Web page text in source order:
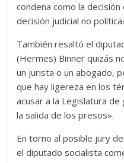
condena como la
decisión judicial no
También resaltó el
(Hermes) Binner quizás
un jurista o un abogado,
que hay ligereza en los
acusar a la Legislatura
la salida de los presos».
En torno al posible jury
el diputado socialista